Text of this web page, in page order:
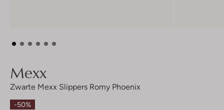
Mexx
Zwarte Mexx Slippers Romy Phoenix
-50%